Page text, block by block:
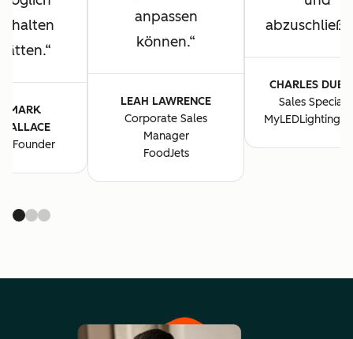
MARK
WALLACE
Founder
anpassen
können.
LEAH LAWRENCE
Corporate Sales
Manager
FoodJets
CHARLES
Sales